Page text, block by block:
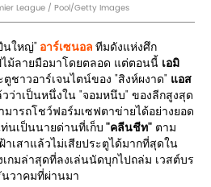
League / Pool/Getty Images
นใหญ่" อาร์เซนอล ทีมดังแห่งศึก
ม้ลายมือมาโดยตลอด แต่ตอนนี้ เอมิ
ตูชาวอาร์เจนไตน์ของ "สิงห์ผงาด" แอส
ว่าเป็นหนึ่งใน "จอมหนึบ" ของลีกสูงสุด
มารถโชว์ฟอร์มเซฟตาข่ายได้อย่างยอด
นเป็นนายด่านที่เก็บ "คลีนชีท" ตาม
เสาแล้วไม่เสียประตูได้มากที่สุดใน
กมล่าสุดที่ลงเล่นนัดบุกไปถล่ม เวสต์บร
วาคมที่ผ่านมา